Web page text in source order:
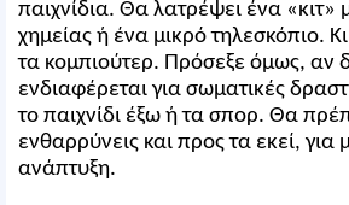
παιχνίδια. Θα λατρέψει ένα «κιτ»
χημείας ή ένα μικρό τηλεσκόπιο.
τα κομπιούτερ. Πρόσεξε όμως, αν
ενδιαφέρεται για σωματικές
το παιχνίδι έξω ή τα σπορ. Θα
ενθαρρύνεις και προς τα εκεί,
ανάπτυξη.